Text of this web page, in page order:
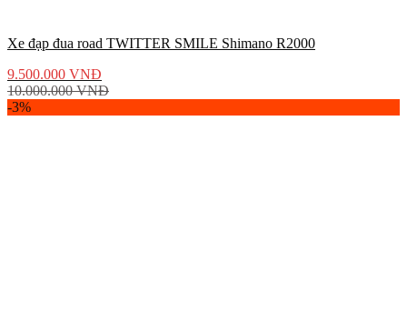
Xe đạp đua road TWITTER SMILE Shimano R2000
9.500.000 VNĐ
10.000.000VNĐ
-3%